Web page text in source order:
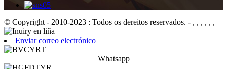
© Copyright - 2010-2023 : Todos os dereitos reservados. - , , , , , ,
Enviar correo electrónico
Whatsapp